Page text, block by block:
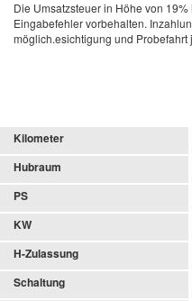
Die Umsatzsteuer in Höhe von
Eingabefehler vorbehalten.
möglich.esichtigung und
Kilometer
Hubraum
PS
KW
H-Zulassung
Schaltung